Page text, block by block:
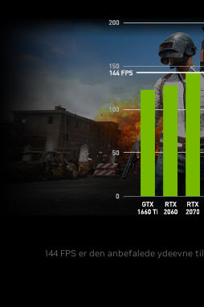
144 FPS er den anbefalede ydeevne